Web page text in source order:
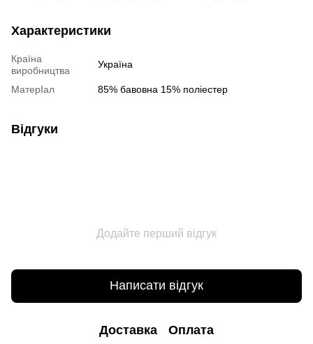
Характеристики
Країна
виробництва
Україна
МатерІал 85% бавовна 15% поліестер
Відгуки
Додайте перший відгук
Написати відгук
Доставка Оплата